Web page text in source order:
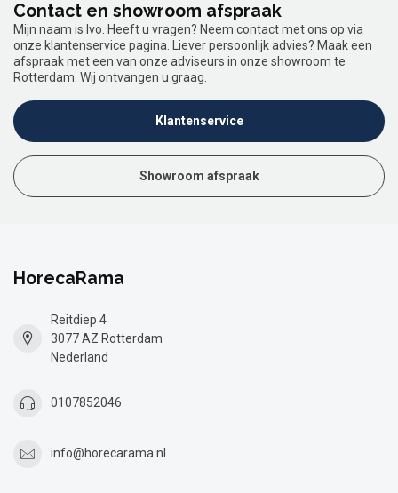
Contact en showroom afspraak
Mijn naam is Ivo. Heeft u vragen? Neem contact met ons op via
onze klantenservice pagina. Liever persoonlijk advies? Maak een
afspraak met een van onze adviseurs in onze showroom te
Rotterdam. Wij ontvangen u graag.
Klantenservice
Showroom afspraak
HorecaRama
Reitdiep 4
3077 AZ Rotterdam
Nederland
0107852046
info@horecarama.nl